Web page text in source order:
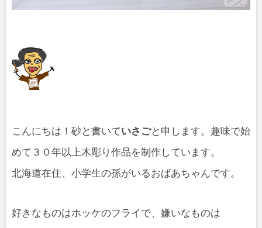
こんにちは！砂と書いていさごと申します。趣味で始
めて３０年以上木彫り作品を制作しています。
北海道在住、小学生の孫がいるおばあちゃんです。
好きなものはホッケのフライで、嫌いなものは